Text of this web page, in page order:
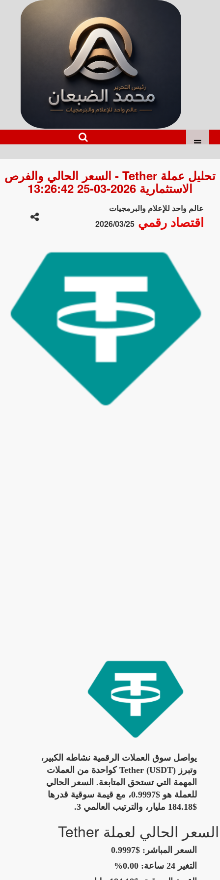
تحليل عملة Tether - السعر الحالي والفرص
الاستثمارية 2026-03-25 13:26:42
عالم واحد للإعلام والبرمجيات
اقتصاد رقمي2026/03/25
يواصل سوق العملات الرقمية نشاطه الكبير،
وتبرز Tether (USDT) كواحدة من العملات
المهمة التي تستحق المتابعة. السعر الحالي
للعملة هو $0.9997، مع قيمة سوقية قدرها
$184.18 مليار، والترتيب العالمي 3.
السعر الحالي لعملة Tether
السعر المباشر: $0.9997
التغير 24 ساعة:
0.00%